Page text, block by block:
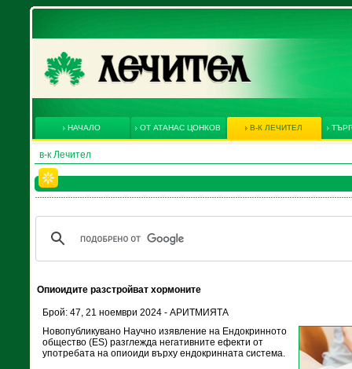
НАЧАЛО ОТ АТАНАС ЦОНКОВ В-К ЛЕЧИТЕЛ
в-к Лечител
Опиоидите разстройват хормоните
Брой: 47, 21 ноември 2024 - АРИТМИЯТА
Новопубликувано Научно изявление на Ендокринното
общество (ES) разглежда негативните ефекти от
употребата на опиоиди върху ендокринната система.